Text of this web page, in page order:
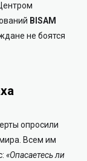
BISAM
не боятся
опросили
Всем им
«Опасаетесь ли